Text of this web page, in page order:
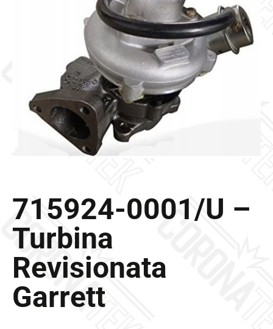
Galleria
Contatti
715924-0001/U –
Turbina
Revisionata
Garrett